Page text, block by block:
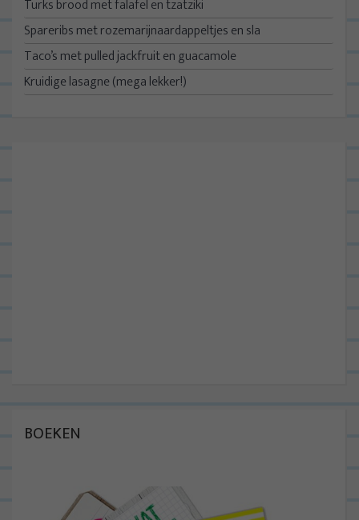
Turks brood met falafel en tzatziki
Spareribs met rozemarijnaardappeltjes en sla
Taco’s met pulled jackfruit en guacamole
Kruidige lasagne (mega lekker!)
BOEKEN